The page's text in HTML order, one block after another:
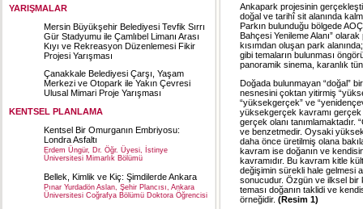
YARIŞMALAR
Mersin Büyükşehir Belediyesi Tevfik Sırrı
Gür Stadyumu ile Çamlıbel Limanı Arası
Kıyı ve Rekreasyon Düzenlemesi Fikir
Projesi Yarışması
Çanakkale Belediyesi Çarşı, Yaşam
Merkezi ve Otopark ile Yakın Çevresi
Ulusal Mimari Proje Yarışması
KENTSEL PLANLAMA
Kentsel Bir Omurganın Embriyosu:
Londra Asfaltı
Erdem Üngür, Dr. Öğr. Üyesi, İstinye
Üniversitesi Mimarlık Bölümü
Bellek, Kimlik ve Kiç: Şimdilerde Ankara
Pınar Yurdadön Aslan, Şehir Plancısı, Ankara
Üniversitesi Coğrafya Bölümü Doktora Öğrencisi
Ankapark projesinin
doğal ve tarihî sit alanında
Parkın bulunduğu bölgede
Bahçesi Yenileme Alanı”
kısımdan oluşan park
gibi temaların bulunması
panoramik sinema, karanlık
Doğada bulunmayan “doğal”
nesnesini çoktan yitirmiş
“yüksekgerçek” ve
yüksekgerçek kavramı gerçek
gerçek olanı
ve benzetmedir. Oysaki
daha önce üretilmiş olana
kavram ise doğanın ve
kavramıdır. Bu kavram kitle
değişimin sürekli hale gelmesi
sonucudur. Özgün ve ilksel bir
teması doğanın taklidi ve
örneğidir. (Resim 1)